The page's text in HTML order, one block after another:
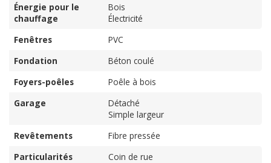
Énergie pour le
chauffage
Bois
Électricité
Fenêtres
PVC
Fondation
Béton coulé
Foyers-poêles
Poêle à bois
Garage
Détaché
Simple largeur
Revêtements
Fibre pressée
Particularités
Coin de rue